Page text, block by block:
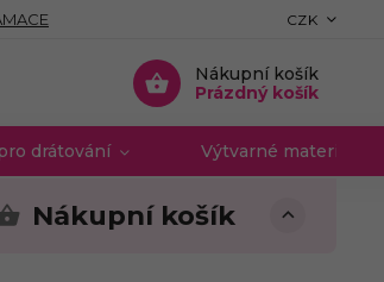
CZK
Nákupní košík
Prázdný košík
drátování Výtvarné materiály a
Nákupní košík